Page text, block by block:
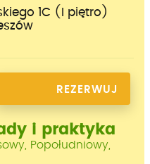
1C (I piętro)
REZERWUJ
MIEJSCE
i praktyka
Popołudniowy,